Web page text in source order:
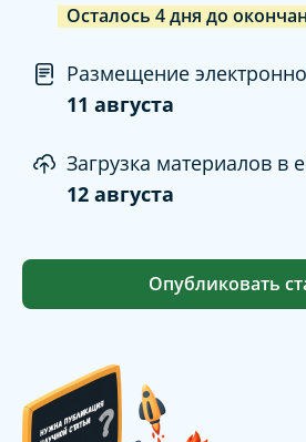
Осталось 4дня до
Размещение
11 августа
Загрузка материалов в
12 августа
Опубликовать